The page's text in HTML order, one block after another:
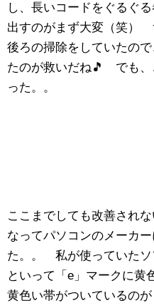
し、長いコードをぐるぐ
出すのがまず大変（笑）
後ろの掃除をしていたの
たのが救いだね🎵 でも、
った。。
ここまでしても改善され
なってパソコンのメーカ
た。。 私が使っていたソ
といって「e」マークに黄
黄色い帯がついているの